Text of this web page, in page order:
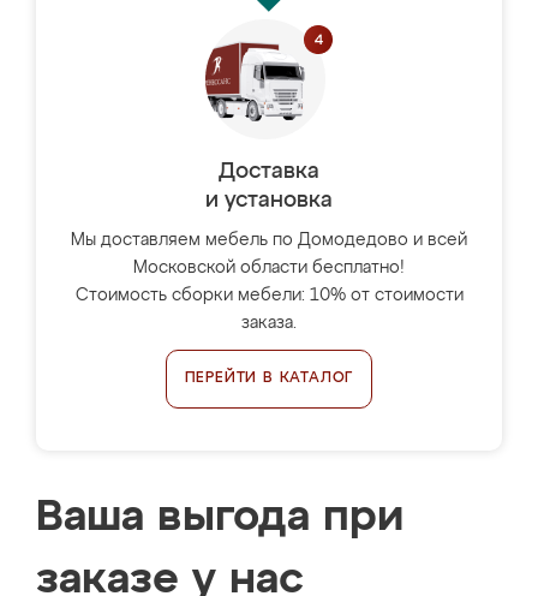
Доставка
и установка
Мы доставляем мебель по Домодедово и всей
Московской области бесплатно!
Стоимость сборки мебели: 10% от стоимости
заказа.
ПЕРЕЙТИ В КАТАЛОГ
Ваша выгода при
заказе у нас